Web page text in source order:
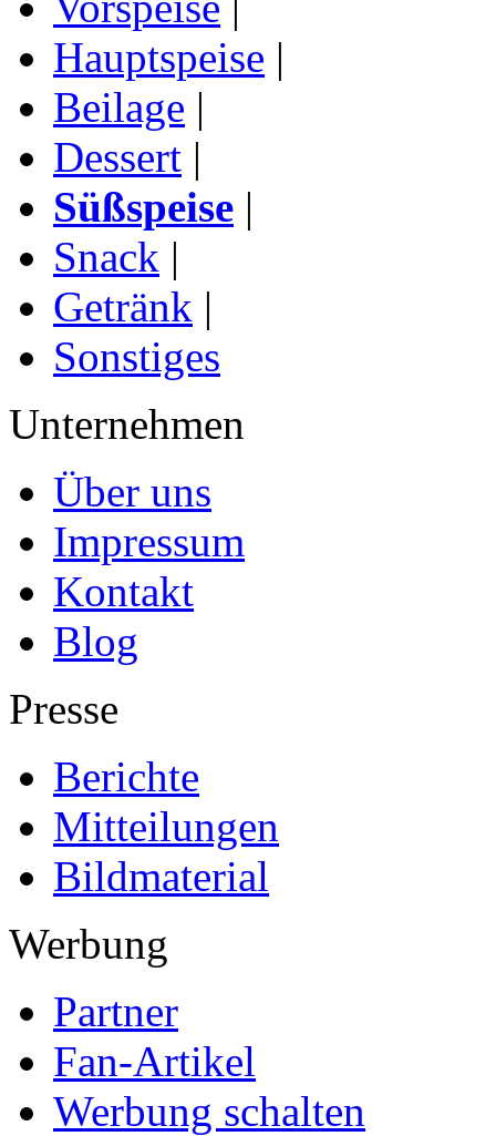
Hauptspeise |
Beilage |
Dessert |
Süßspeise |
Snack |
Getränk |
Sonstiges
Unternehmen
Über uns
Impressum
Kontakt
Blog
Presse
Berichte
Mitteilungen
Bildmaterial
Werbung
Partner
Fan-Artikel
Werbung schalten